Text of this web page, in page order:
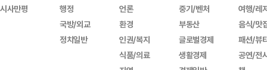
시사만평
행정
국방/외교
정치일반
언론
환경
인권/복지
식품/의료
중기/벤처
부동산
글로벌경제
생활경제
여행/레
음식/맛
패션/뷰
공연/전